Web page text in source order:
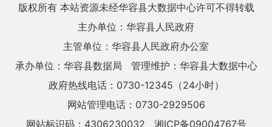
版权所有 本站资源未经华容县大数据中心许可不得转载
主办单位：华容县人民政府
主管单位：华容县人民政府办公室
承办单位：华容县数据局
管理维护：华容县大数据中心
政府热线电话：0730-12345（24小时）
网站管理电话：0730-2929506
网站标识码：4306230032
湘ICP备09004767号